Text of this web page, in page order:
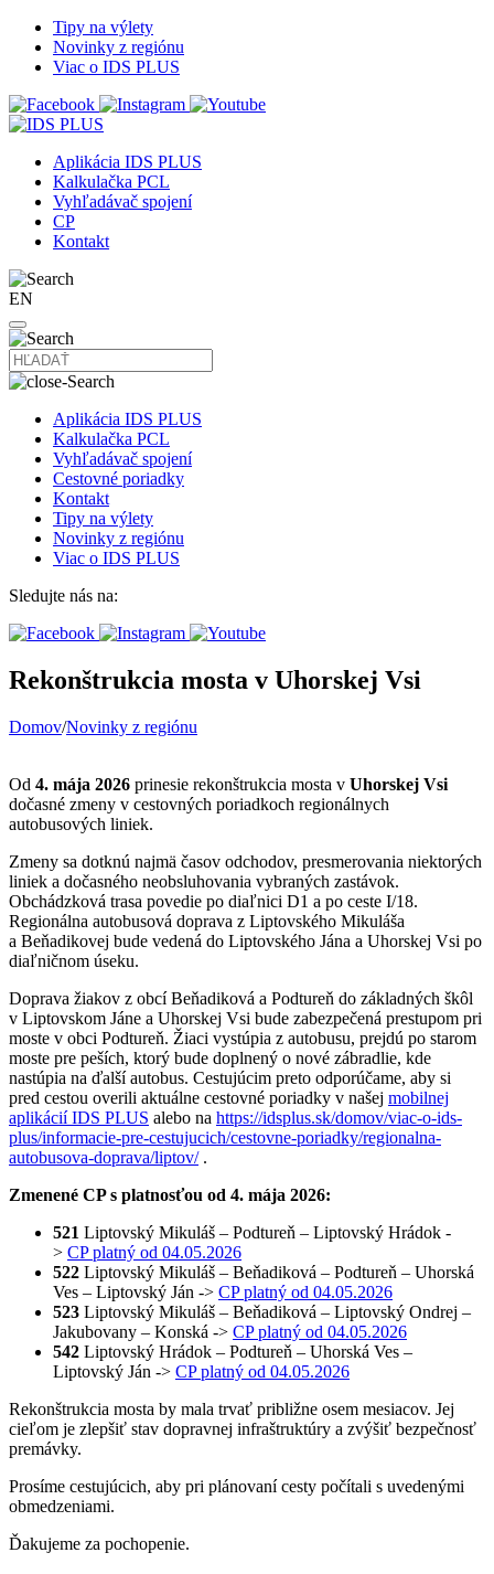
Tipy na výlety
Novinky z regiónu
Viac o IDS PLUS
Aplikácia IDS PLUS
Kalkulačka PCL
Vyhľadávač spojení
CP
Kontakt
EN
Aplikácia IDS PLUS
Kalkulačka PCL
Vyhľadávač spojení
Cestovné poriadky
Kontakt
Tipy na výlety
Novinky z regiónu
Viac o IDS PLUS
Sledujte nás na:
Rekonštrukcia mosta v Uhorskej Vsi
Domov/Novinky z regiónu
Od 4. mája 2026 prinesie rekonštrukcia mosta v Uhorskej Vsi
dočasné zmeny v cestovných poriadkoch regionálnych
autobusových liniek.
Zmeny sa dotknú najmä časov odchodov, presmerovania niektorých
liniek a dočasného neobsluhovania vybraných zastávok.
Obchádzková trasa povedie po diaľnici D1 a po ceste I/18.
Regionálna autobusová doprava z Liptovského Mikuláša
a Beňadikovej bude vedená do Liptovského Jána a Uhorskej Vsi po
diaľničnom úseku.
Doprava žiakov z obcí Beňadiková a Podtureň do základných škôl
v Liptovskom Jáne a Uhorskej Vsi bude zabezpečená prestupom pri
moste v obci Podtureň. Žiaci vystúpia z autobusu, prejdú po starom
moste pre peších, ktorý bude doplnený o nové zábradlie, kde
nastúpia na ďalší autobus. Cestujúcim preto odporúčame, aby si
pred cestou overili aktuálne cestovné poriadky v našej mobilnej
aplikácií IDS PLUS alebo na https://idsplus.sk/domov/viac-o-ids-
plus/informacie-pre-cestujucich/cestovne-poriadky/regionalna-
autobusova-doprava/liptov/.
Zmenené CP s platnosťou od 4. mája 2026:
521 Liptovský Mikuláš – Podtureň – Liptovský Hrádok -
> CP platný od 04.05.2026
522 Liptovský Mikuláš – Beňadiková – Podtureň – Uhorská
Ves – Liptovský Ján -> CP platný od 04.05.2026
523 Liptovský Mikuláš – Beňadiková – Liptovský Ondrej –
Jakubovany – Konská -> CP platný od 04.05.2026
542 Liptovský Hrádok – Podtureň – Uhorská Ves –
Liptovský Ján -> CP platný od 04.05.2026
Rekonštrukcia mosta by mala trvať približne osem mesiacov. Jej
cieľom je zlepšiť stav dopravnej infraštruktúry a zvýšiť bezpečnosť
premávky.
Prosíme cestujúcich, aby pri plánovaní cesty počítali s uvedenými
obmedzeniami.
Ďakujeme za pochopenie.